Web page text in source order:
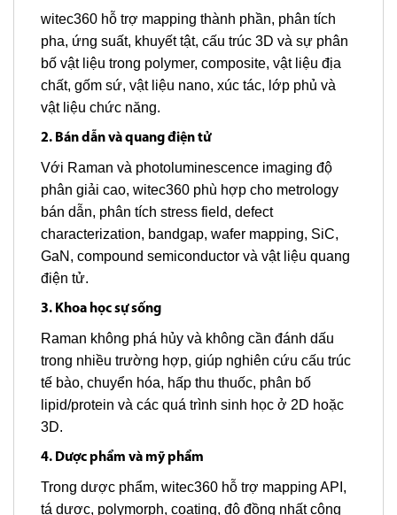
witec360 hỗ trợ mapping thành phần, phân tích
pha, ứng suất, khuyết tật, cấu trúc 3D và sự phân
bố vật liệu trong polymer, composite, vật liệu địa
chất, gốm sứ, vật liệu nano, xúc tác, lớp phủ và
vật liệu chức năng.
2. Bán dẫn và quang điện tử
Với Raman và photoluminescence imaging độ
phân giải cao, witec360 phù hợp cho metrology
bán dẫn, phân tích stress field, defect
characterization, bandgap, wafer mapping, SiC,
GaN, compound semiconductor và vật liệu quang
điện tử.
3. Khoa học sự sống
Raman không phá hủy và không cần đánh dấu
trong nhiều trường hợp, giúp nghiên cứu cấu trúc
tế bào, chuyển hóa, hấp thu thuốc, phân bố
lipid/protein và các quá trình sinh học ở 2D hoặc
3D.
4. Dược phẩm và mỹ phẩm
Trong dược phẩm, witec360 hỗ trợ mapping API,
tá dược, polymorph, coating, độ đồng nhất công